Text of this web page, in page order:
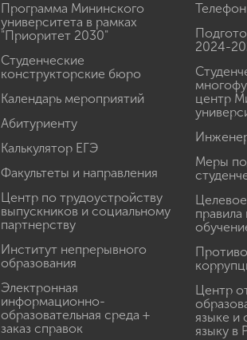
Программа Мининского
университета в рамках
"Приоритет 2030"
Студенческие
конструкторские бюро
Календарь мероприятий
Абитуриенту
Калькулятор ЕГЭ
Факультеты и направления
Центр по трудоустройству
выпускников и социальному
партнерству
Институт непрерывного
образования
Электронная
информационно-
образовательная среда +
заказ справок
2024-
центр
Меры
Центр
языке и
языку в